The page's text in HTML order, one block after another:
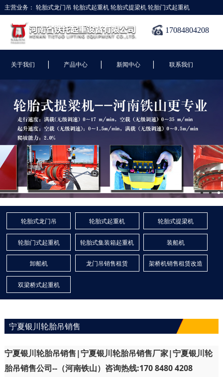
主营业务： 轮胎式龙门吊 轮胎式起重机轮胎式提梁机轮胎门式起重机
17084804208
关于我们 | 产品中心 | 新闻中心 | 联系我们
轮胎式龙门吊 轮胎式起重机 轮胎式提梁机
轮胎门式起重机 轮胎式集装箱起重机 装船机
卸船机 龙门吊销售租赁 架桥机销售租赁改造
双梁桥式起重机
宁夏银川轮胎吊销售
宁夏银川轮胎吊销售|宁夏银川轮胎吊销售厂家|宁夏银川轮
胎吊销售公司--（河南铁山）咨询热线:170 8480 4208